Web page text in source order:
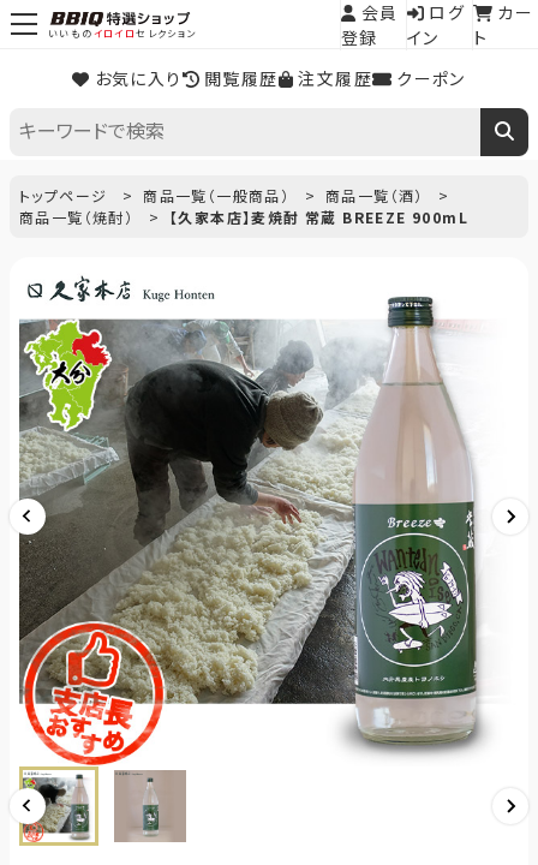
いいものイロイロセレクション
お気に入り 閲覧履歴 注文履歴 クーポン
会員
登録
ログ
イン
カー
ト
トップページ 商品一覧（一般商品）
商品一覧（酒）
商品一覧（焼酎）
【久家本店】麦焼酎 常蔵 BREEZE 900mL